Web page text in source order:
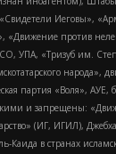
Иеговы»,
«Движение против
УПА, «Тризуб им.
народа»,
партия «Воля», АУЕ,
и запрещены:
(ИГ, ИГИЛ),
Каида в странах